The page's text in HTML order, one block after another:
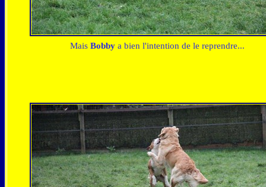
Mais Bobby a bien l'intention de le reprendre...